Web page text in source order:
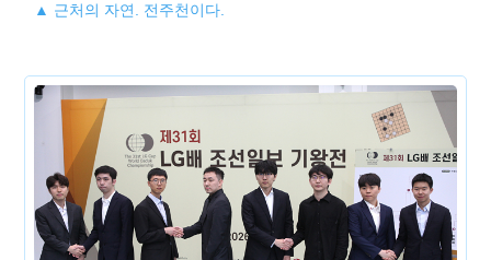
▲ 근처의 자연. 전주천이다.